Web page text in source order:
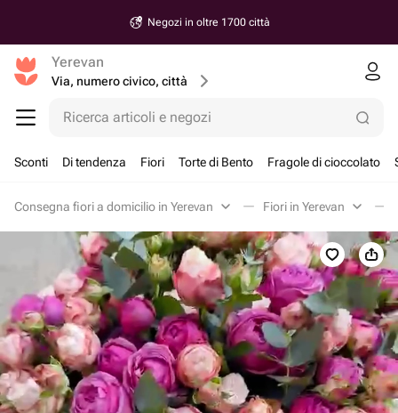
Negozi in oltre 1700 città
Yerevan
Via, numero civico, città
Ricerca articoli e negozi
Sconti Di tendenza Fiori Torte di Bento Fragole di cioccolato
Consegna fiori a domicilio in Yerevan Fiori in Yerevan